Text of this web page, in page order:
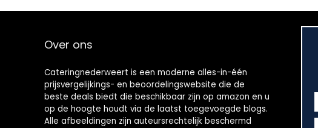
Over ons
Cateringnederweert is een moderne alles-in-één
prijsvergelijkings- en beoordelingswebsite die de
beste deals biedt die beschikbaar zijn op amazon en u
op de hoogte houdt via de laatst toegevoegde blogs.
Alle afbeeldingen zijn auteursrechtelijk beschermd